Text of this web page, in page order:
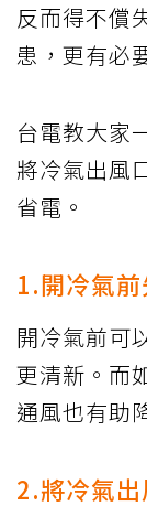
反而得不償
患，更有必
台電教大家
將冷氣出風
省電。
1.開冷氣
開冷氣前可
更清新。而
通風也有助
2.將冷氣